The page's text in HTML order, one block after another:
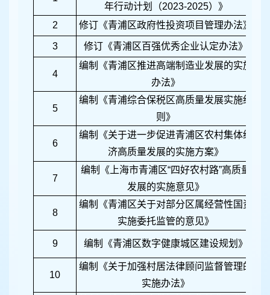
年行动计划（2023-2025）》
2
修订《青浦区政府性投资项目管理办法》
3 修订《青浦区百强优秀企业认定办法》
4
编制《青浦区推进高端制造业发展的实施
办法》
5
编制《青浦综合保税区高质量发展实施细
则》
6
编制《关于进一步促进青浦区农村集体经
济高质量发展的实施方案》
7
编制《上海市青浦区“四好农村路”高质量
发展的实施意见》
8
编制《青浦区关于对部分区属经营性国资
实施委托监管的意见》
9 编制《青浦区数字健康城区建设规划》
10
编制《关于加强村居法律顾问监督管理的
实施办法》